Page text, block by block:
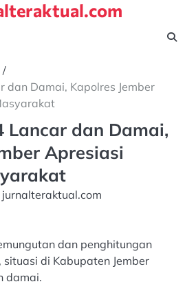
dan Damai, Kapolres Jember
Lancar dan Damai,
Apresiasi
jurnalteraktual.com
dan penghitungan
di Kabupaten Jember
damai.